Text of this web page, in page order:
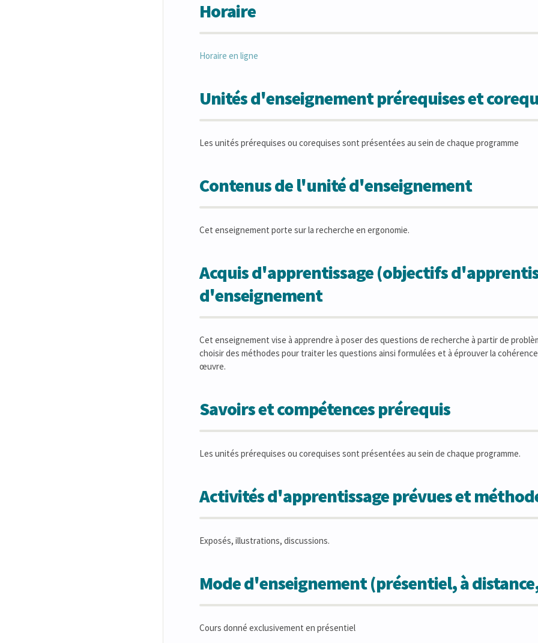
Horaire
Horaire en ligne
Unités d'enseignement prérequises et
Les unités prérequises ou corequises sont présentées au sein de chaque programme
Contenus de l'unité d'enseignement
Cet enseignement porte sur la recherche en ergonomie.
Acquis d'apprentissage (objectifs
d'enseignement
Cet enseignement vise à apprendre à poser des questions de recherche à partir de
choisir des méthodes pour traiter les questions ainsi formulées et à éprouver la
œuvre.
Savoirs et compétences prérequis
Les unités prérequises ou corequises sont présentées au sein de chaque programme.
Activités d'apprentissage prévues et
Exposés, illustrations, discussions.
Mode d'enseignement (présentiel, à
Cours donné exclusivement en présentiel